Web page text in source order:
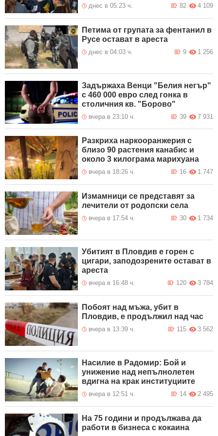
днес в 05:23 ч. 4 109
82
Петима от групата за фентанил в
Русе остават в ареста
днес в 04:03 ч. 1 256
9
Задържаха Венци "Белия негър"
с 460 000 евро след гонка в
столичния кв. "Борово"
вчера в 23:10 ч. 7 931
39
Разкриха наркооранжерия с
близо 90 растения канабис и
около 3 килограма марихуана
вчера в 18:26 ч. 1 747
16
Измамници се представят за
лечители от родопски села
вчера в 17:54 ч. 1 734
30
Убитият в Пловдив е горен с
цигари, заподозрените остават в
ареста
вчера в 16:48 ч. 3 784
120
Побоят над мъжа, убит в
Пловдив, е продължил над час
вчера в 13:39 ч. 3 562
115
Насилие в Радомир: Бой и
унижение над непълнолетен
вдигна на крак институциите
вчера в 12:51 ч. 2 495
14
На 75 години и продължава да
работи в бизнеса с кокаина